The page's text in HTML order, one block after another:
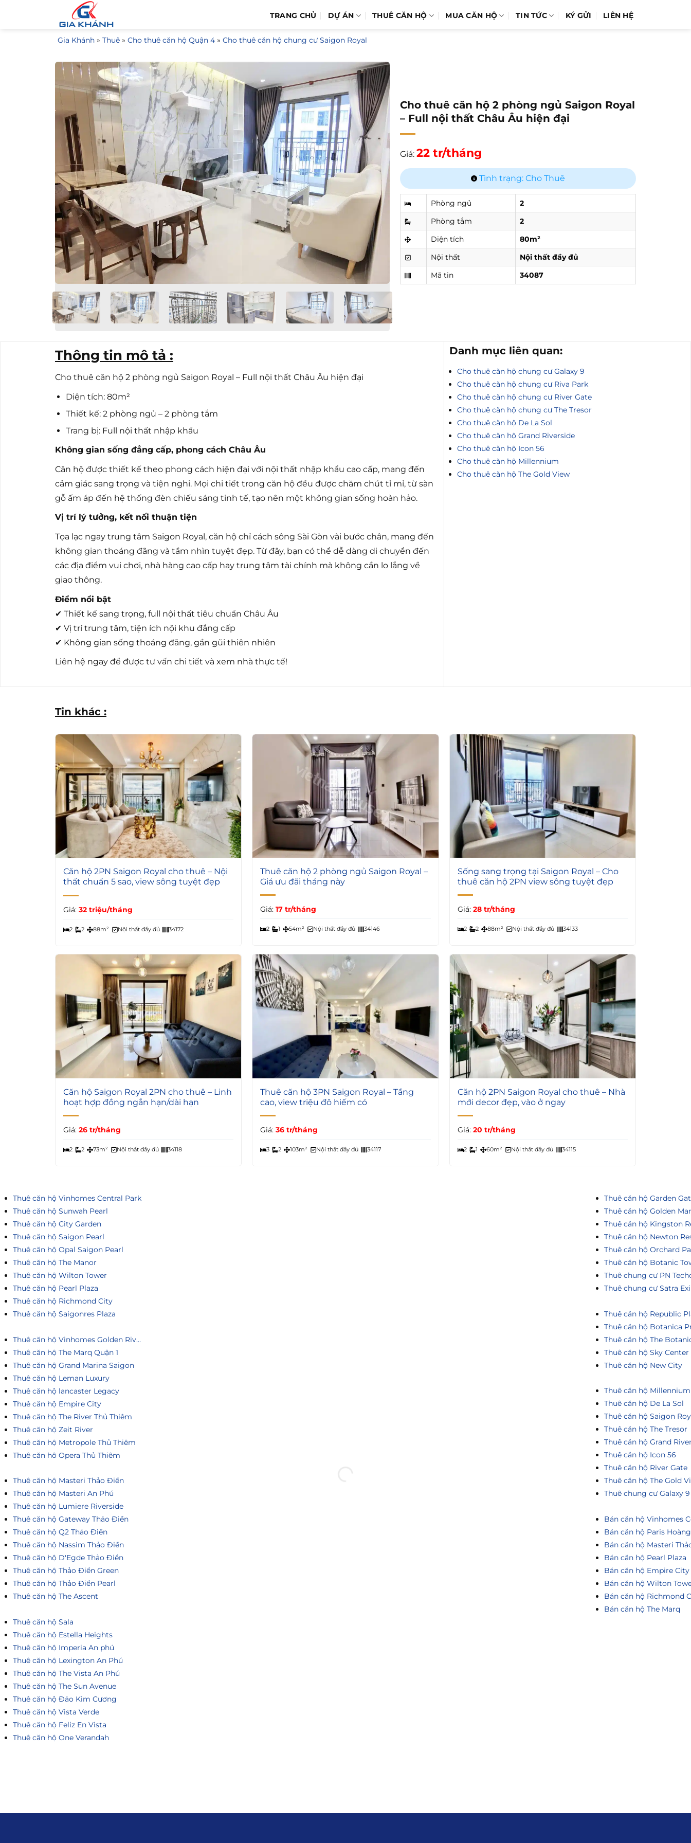
TRANG CHỦ DỰ ÁN THUÊ CĂN HỘ MUA CĂN HỘ TIN TỨC KÝ GỬI LIÊN HỆ
Gia Khánh » Thuê » Cho thuê căn hộ Quận 4 » Cho thuê căn hộ chung cư Saigon Royal
Cho thuê căn hộ 2 phòng ngủ Saigon Royal
– Full nội thất Châu Âu hiện đại
Giá: 22 tr/tháng
Tình trạng: Cho Thuê
Phòng ngủ
2
Phòng tắm
2
Diện tích
80m²
Nội thất
Nội thất đầy đủ
Mã tin
34087
Thông tin mô tả :
Cho thuê căn hộ 2 phòng ngủ Saigon Royal – Full nội thất Châu Âu hiện đại
Diện tích: 80m²
Thiết kế: 2 phòng ngủ – 2 phòng tắm
Trang bị: Full nội thất nhập khẩu
Không gian sống đẳng cấp, phong cách Châu Âu
Căn hộ được thiết kế theo phong cách hiện đại với nội thất nhập khẩu cao cấp, mang đến
cảm giác sang trọng và tiện nghi. Mọi chi tiết trong căn hộ đều được chăm chút tỉ mỉ, từ sàn
gỗ ấm áp đến hệ thống đèn chiếu sáng tinh tế, tạo nên một không gian sống hoàn hảo.
Vị trí lý tưởng, kết nối thuận tiện
Tọa lạc ngay trung tâm Saigon Royal, căn hộ chỉ cách sông Sài Gòn vài bước chân, mang đến
không gian thoáng đãng và tầm nhìn tuyệt đẹp. Từ đây, bạn có thể dễ dàng di chuyển đến
các địa điểm vui chơi, nhà hàng cao cấp hay trung tâm tài chính mà không cần lo lắng về
giao thông.
Điểm nổi bật
✔ Thiết kế sang trọng, full nội thất tiêu chuẩn Châu Âu
✔ Vị trí trung tâm, tiện ích nội khu đẳng cấp
✔ Không gian sống thoáng đãng, gần gũi thiên nhiên
Liên hệ ngay để được tư vấn chi tiết và xem nhà thực tế!
Danh mục liên quan:
Cho thuê căn hộ chung cư Galaxy 9
Cho thuê căn hộ chung cư Riva Park
Cho thuê căn hộ chung cư River Gate
Cho thuê căn hộ chung cư The Tresor
Cho thuê căn hộ De La Sol
Cho thuê căn hộ Grand Riverside
Cho thuê căn hộ Icon 56
Cho thuê căn hộ Millennium
Cho thuê căn hộ The Gold View
Tin khác :
12
Căn hộ 2PN Saigon Royal cho thuê – Nội
thất chuẩn 5 sao, view sông tuyệt đẹp
Giá: 32 triệu/tháng
2 2 88m² Nội thất đầy đủ 34172
6
Thuê căn hộ 2 phòng ngủ Saigon Royal –
Giá ưu đãi tháng này
Giá:17 tr/tháng
2 1 54m² Nội thất đầy đủ 34146
7
Sống sang trọng tại Saigon Royal – Cho
thuê căn hộ 2PN view sông tuyệt đẹp
Giá: 28 tr/tháng
2 2 88m² Nội thất đầy đủ 34133
8
Căn hộ Saigon Royal 2PN cho thuê – Linh
hoạt hợp đồng ngắn hạn/dài hạn
Giá: 26 tr/tháng
2 2 73m² Nội thất đầy đủ 34118
9
Thuê căn hộ 3PN Saigon Royal – Tầng
cao, view triệu đô hiếm có
Giá:36 tr/tháng
3 2 103m² Nội thất đầy đủ 34117
6
Căn hộ 2PN Saigon Royal cho thuê – Nhà
mới decor đẹp, vào ở ngay
Giá: 20 tr/tháng
2 1 60m² Nội thất đầy đủ 34115
Thuê căn hộ Vinhomes Central Park
Thuê căn hộ Sunwah Pearl
Thuê căn hộ City Garden
Thuê căn hộ Saigon Pearl
Thuê căn hộ Opal Saigon Pearl
Thuê căn hộ The Manor
Thuê căn hộ Wilton Tower
Thuê căn hộ Pearl Plaza
Thuê căn hộ Richmond City
Thuê căn hộ Saigonres Plaza
Thuê căn hộ Vinhomes Golden River
Thuê căn hộ The Marq Quận 1
Thuê căn hộ Grand Marina Saigon
Thuê căn hộ Leman Luxury
Thuê căn hộ lancaster Legacy
Thuê căn hộ Empire City
Thuê căn hộ The River Thủ Thiêm
Thuê căn hộ Zeit River
Thuê căn hộ Metropole Thủ Thiêm
Thuê căn hô Opera Thủ Thiêm
Thuê căn hộ Masteri Thảo Điền
Thuê căn hộ Masteri An Phú
Thuê căn hộ Lumiere Riverside
Thuê căn hộ Gateway Thảo Điền
Thuê căn hộ Q2 Thảo Điền
Thuê căn hộ Nassim Thảo Điền
Thuê căn hộ D'Egde Thảo Điền
Thuê căn hộ Thảo Điền Green
Thuê căn hộ Thảo Điền Pearl
Thuê căn hộ The Ascent
Thuê căn hộ Sala
Thuê căn hộ Estella Heights
Thuê căn hộ Imperia An phú
Thuê căn hộ Lexington An Phú
Thuê căn hộ The Vista An Phú
Thuê căn hộ The Sun Avenue
Thuê căn hộ Đảo Kim Cương
Thuê căn hộ Vista Verde
Thuê căn hộ Feliz En Vista
Thuê căn hộ One Verandah
Thuê căn hộ Garden
Thuê căn hộ Golden
Thuê căn hộ Kingston
Thuê căn hộ Newton
Thuê căn hộ Orchard
Thuê căn hộ Botanic
Thuê chung cư PN
Thuê chung cư Satra
Thuê căn hộ Republic
Thuê căn hộ Botanica
Thuê căn hộ The
Thuê căn hộ Sky Center
Thuê căn hộ New City
Thuê căn hộ Millennium
Thuê căn hộ De La Sol
Thuê căn hộ Saigon
Thuê căn hộ The Tresor
Thuê căn hộ Grand
Thuê căn hộ Icon 56
Thuê căn hộ River Gate
Thuê căn hộ The Gold
Thuê chung cư Galaxy 9
Bán căn hộ Vinhomes
Bán căn hộ Paris
Bán căn hộ Masteri
Bán căn hộ Pearl Plaza
Bán căn hộ Empire City
Bán căn hộ Wilton
Bán căn hộ Richmond
Bán căn hộ The Marq